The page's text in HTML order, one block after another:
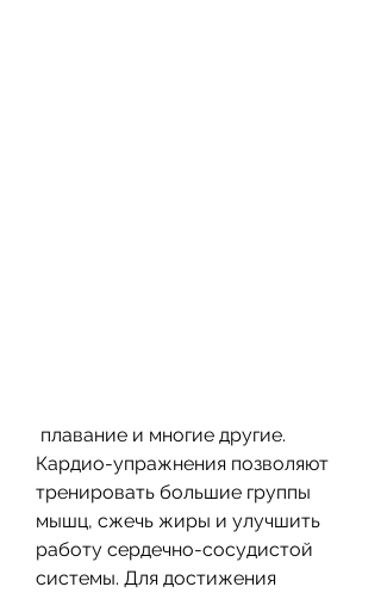
Кардио-упражнения позволяют
тренировать большие группы
мышц, сжечь жиры и улучшить
работу сердечно-сосудистой
системы. Для достижения